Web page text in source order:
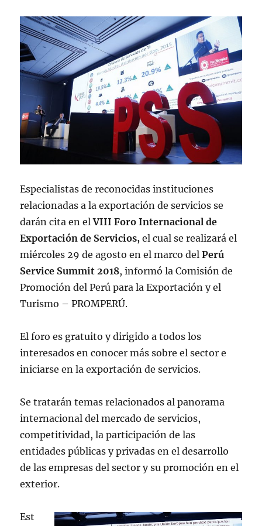
Especialistas de reconocidas instituciones
relacionadas a la exportación de servicios se
darán cita en elVIII Foro Internacional de
Exportación de Servicios,el cual se realizará el
miércoles 29 de agosto en el marco delPerú
Service Summit 2018, informó la Comisión de
Promoción del Perú para la Exportación y el
Turismo – PROMPERÚ.
El foro es gratuito y dirigido a todos los
interesados en conocer más sobre el sector e
iniciarse en la exportación de servicios.
Se tratarán temas relacionados al panorama
internacional del mercado de servicios,
competitividad, la participación de las
entidades públicas y privadas en el desarrollo
de las empresas del sector y su promoción en el
exterior.
Est